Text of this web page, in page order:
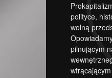
polityce,
wolną
pilnującym